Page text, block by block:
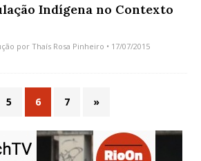
Indígena no Contexto
por Thaís Rosa Pinheiro • 17/07/2015
5 6 7 »